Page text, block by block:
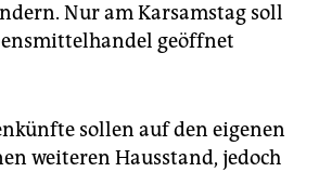
Nur am Karsamstag soll
geöffnet
sollen auf den eigenen
weiteren Hausstand, jedoch